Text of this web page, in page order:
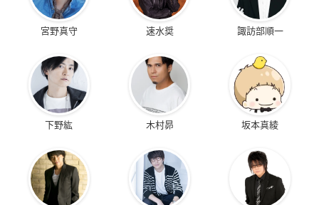
宮野真守 速水奨 諏訪部順一
下野紘 木村昴 坂本真綾